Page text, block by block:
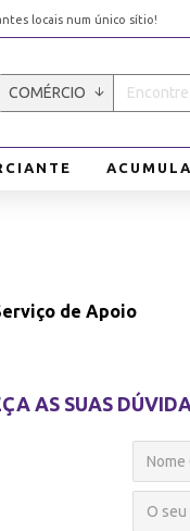
locais num único sítio!
COMÉRCIO
de Apoio
AS SUAS